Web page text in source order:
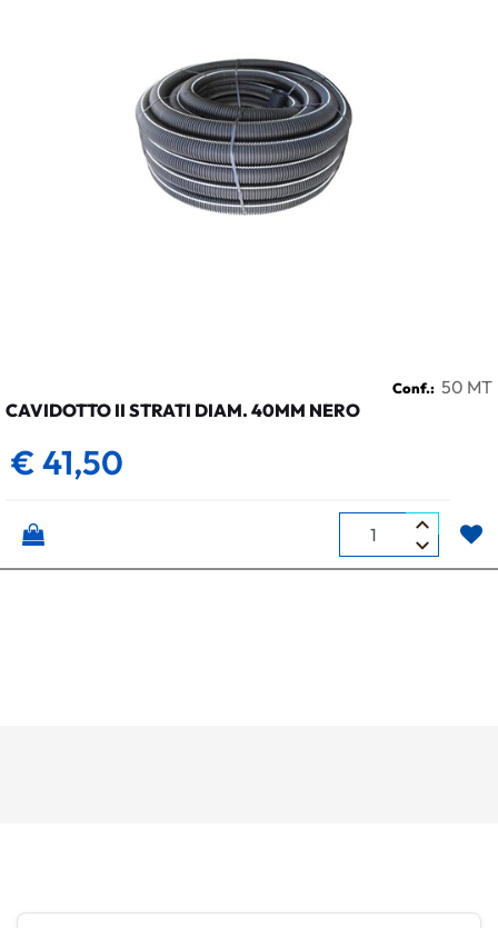
Conf.: 50 MT
CAVIDOTTO II STRATI DIAM. 40MM NERO
€ 41,50
Quantità